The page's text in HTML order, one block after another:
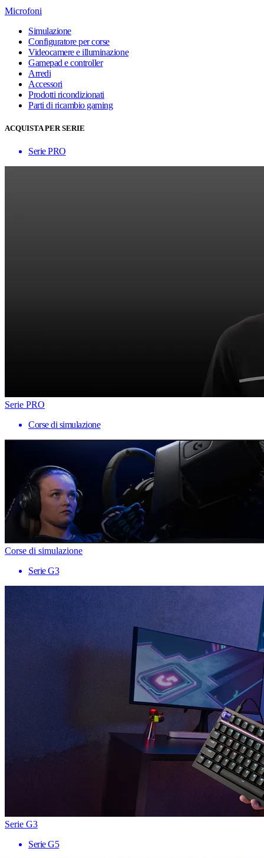
Microfoni
Simulazione
Configuratore per corse
Videocamere e illuminazione
Gamepad e controller
Arredi
Accessori
Prodotti ricondizionati
Parti di ricambio gaming
ACQUISTA PER SERIE
Serie PRO
Serie PRO
Corse di simulazione
Corse di simulazione
Serie G3
Serie G3
Serie G5